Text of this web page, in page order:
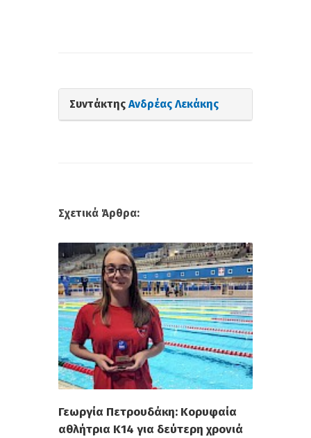
Συντάκτης Ανδρέας Λεκάκης
Σχετικά Άρθρα:
Γεωργία Πετρουδάκη: Κορυφαία
αθλήτρια Κ14 για δεύτερη χρονιά